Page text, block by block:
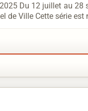
Du 12 juillet au
de Ville Cette série